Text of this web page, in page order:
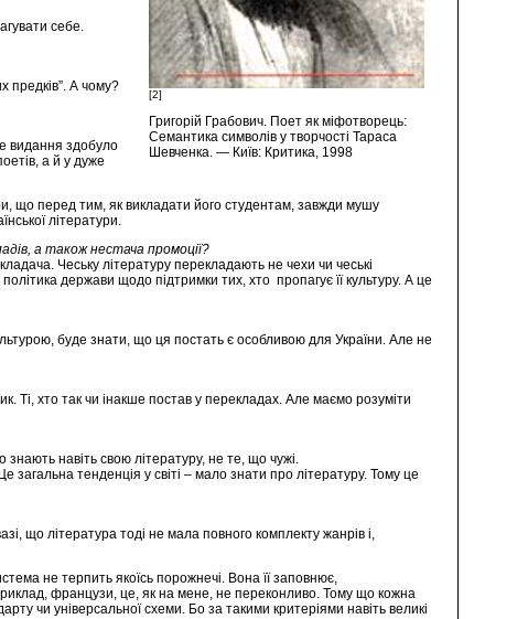
[2]
Григорій Грабович. Поет як міфотворець:
Семантика символів у творчості Тараса
Шевченка. — Київ: Критика, 1998
себе.
предків”. А чому?
видання здобуло
а й у дуже
що перед тим, як викладати його студентам, завжди мушу
літератури.
а також нестача промоції?
Чеську літературу перекладають не чехи чи чеські
держави щодо підтримки тих, хто пропагує її культуру. А це
буде знати, що ця постать є особливою для України. Але не
Ті, хто так чи інакше постав у перекладах. Але маємо розуміти
навіть свою літературу, не те, що чужі.
тенденція у світі – мало знати про літературу. Тому це
що література тоді не мала повного комплекту жанрів і,
не терпить якоїсь порожнечі. Вона її заповнює,
французи, це, як на мене, не переконливо. Тому що кожна
чи універсальної схеми. Бо за такими критеріями навіть великі